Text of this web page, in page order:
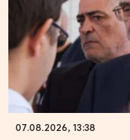
07.08.2026, 13:38